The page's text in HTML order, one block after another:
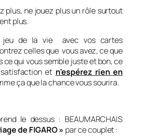
plus, ne jouez plus un rôle surtout
plus.
jeu de la vie avec vos cartes
celles que vous avez, ce que
ce qui vous semble juste et bon, ce
et n’espérez rien en
ça que la chance vous sourira.
le dessus : BEAUMARCHAIS
de FIGARO » par ce couplet :